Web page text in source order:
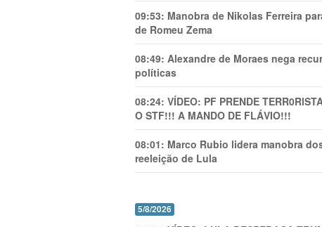
09:53: Manobra de Nikolas Ferreira
de Romeu Zema
08:49: Alexandre de Moraes nega
políticas
08:24: VÍDEO: PF PRENDE
O STF!!! A MANDO DE FLÁVIO!!!
08:01: Marco Rubio lidera manobra
reeleição de Lula
5/8/2026